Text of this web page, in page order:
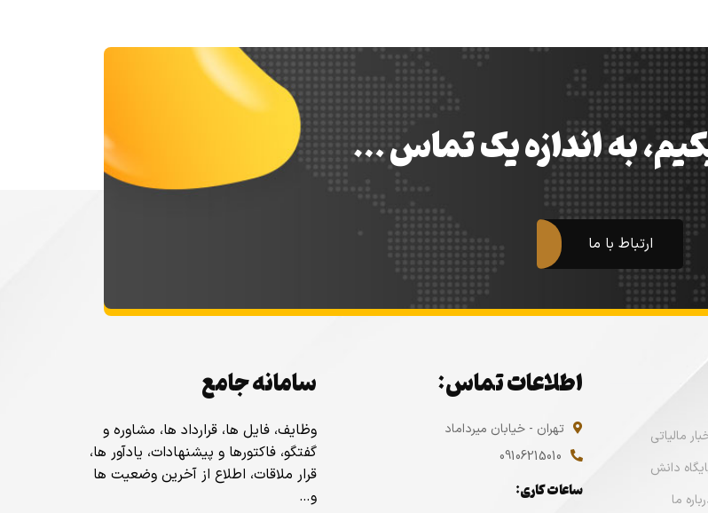
به اندازه یک تماس …
ارتباط با ما
مالیاتی
دانش
ما
اطلاعات تماس:
تهران - خیابان میرداماد
09106215010
ساعات کاری:
سامانه جامع
وظایف، فایل ها، قرارداد ها، مشاوره و
گفتگو، فاکتورها و پیشنهادات، یادآور ها،
قرار ملاقات، اطلاع از آخرین وضعیت ها
و…